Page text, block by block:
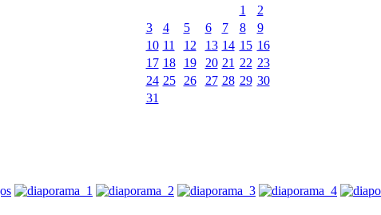
1
2
3
4 5 6 7 8
9
10 11 12 13 14 15 16
17 18 19 20 21 22 23
24 25 26 27 28 29 30
31